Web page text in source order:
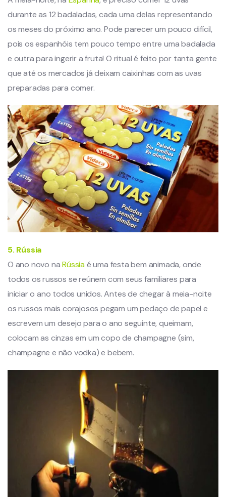
durante as 12 badaladas, cada uma delas representando
os meses do próximo ano. Pode parecer um pouco difícil,
pois os espanhóis tem pouco tempo entre uma badalada
e outra para ingerir a fruta! O ritual é feito por tanta gente
que até os mercados já deixam caixinhas com as uvas
preparadas para comer.
5. Rússia
O ano novo naRússiaé uma festa bem animada, onde
todos os russos se reúnem com seus familiares para
iniciar o ano todos unidos. Antes de chegar à meia-noite
os russos mais corajosos pegam um pedaço de papel e
escrevem um desejo para o ano seguinte, queimam,
colocam as cinzas em um copo de champagne (sim,
champagne e não vodka) e bebem.